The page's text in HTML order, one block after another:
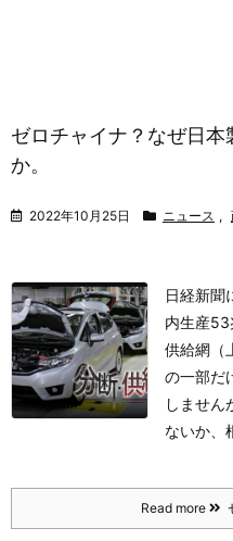
ゼロチャイナ？なぜ日
か。
2022年10月25日 ニュース ,
日経新聞
内生産
供給網（
の一部だ
しません
ないか、
Read more